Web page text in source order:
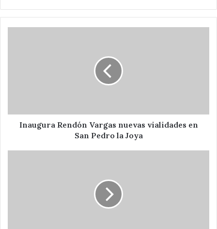
la
JoyaInaugura Rendón Vargas nuevas vialidades en
San Pedro la Joya